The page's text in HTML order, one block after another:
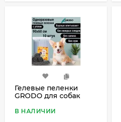
Гелевые пеленки
GRODO для собак
шт.
В НАЛИЧИИ